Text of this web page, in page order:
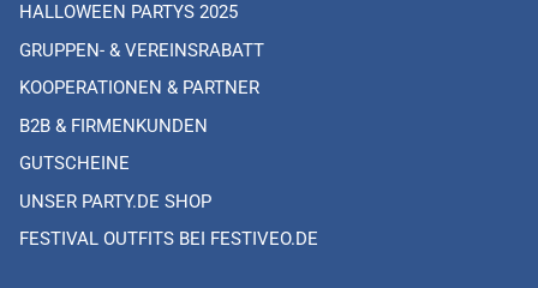
HALLOWEEN PARTYS 2025
GRUPPEN- & VEREINSRABATT
KOOPERATIONEN & PARTNER
B2B & FIRMENKUNDEN
GUTSCHEINE
UNSER PARTY.DE SHOP
FESTIVAL OUTFITS BEI FESTIVEO.DE